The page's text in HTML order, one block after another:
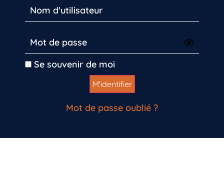
Se souvenir de moi
Mot de passe oublié ?
Vous n’êtes pas encore inscrit à Biolit ?
Inscrivez-vous dès maintenant